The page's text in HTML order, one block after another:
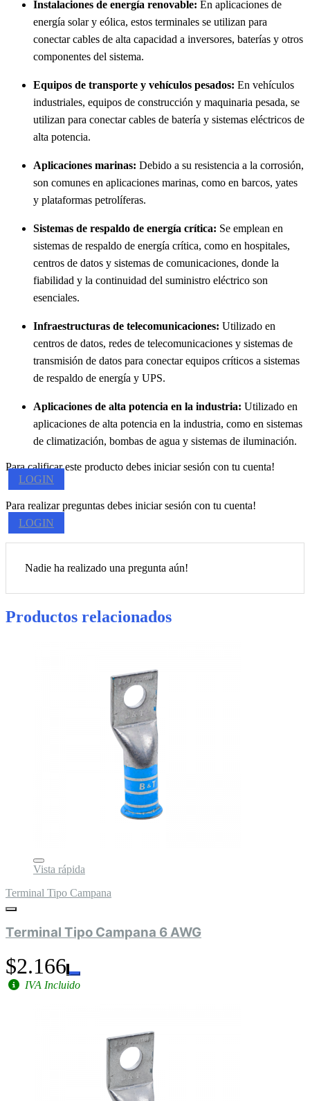
Instalaciones de energía renovable: En aplicaciones de
energía solar y eólica, estos terminales se utilizan para
conectar cables de alta capacidad a inversores, baterías y otros
componentes del sistema.
Equipos de transporte y vehículos pesados: En vehículos
industriales, equipos de construcción y maquinaria pesada, se
utilizan para conectar cables de batería y sistemas eléctricos de
alta potencia.
Aplicaciones marinas: Debido a su resistencia a la corrosión,
son comunes en aplicaciones marinas, como en barcos, yates
y plataformas petrolíferas.
Sistemas de respaldo de energía crítica: Se emplean en
sistemas de respaldo de energía crítica, como en hospitales,
centros de datos y sistemas de comunicaciones, donde la
fiabilidad y la continuidad del suministro eléctrico son
esenciales.
Infraestructuras de telecomunicaciones: Utilizado en
centros de datos, redes de telecomunicaciones y sistemas de
transmisión de datos para conectar equipos críticos a sistemas
de respaldo de energía y UPS.
Aplicaciones de alta potencia en la industria: Utilizado en
aplicaciones de alta potencia en la industria, como en sistemas
de climatización, bombas de agua y sistemas de iluminación.
Para calificar este producto debes iniciar sesión con tu cuenta!
LOGIN
Para realizar preguntas debes iniciar sesión con tu cuenta!
LOGIN
Nadie ha realizado una pregunta aún!
Productos relacionados
Vista rápida
Terminal Tipo Campana
Terminal Tipo Campana 6 AWG
$2.166
IVA Incluido